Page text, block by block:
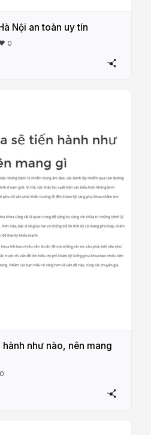
Nội an toàn uy tín
0
như nào, nên mang
0